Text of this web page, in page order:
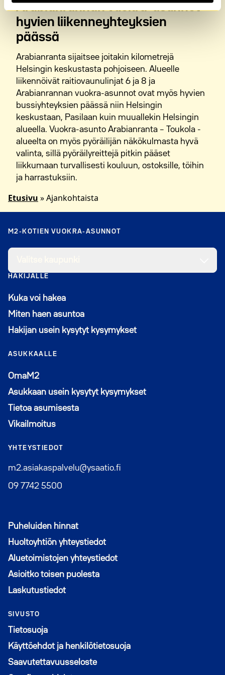
M2-Kotien vuokra-asunnot Pohjois-Pasilassa
M2-Kotien vuokra-asunnot Ruoholahdessa
M2-Kotien vuokra-asunnot Suutarilassa
M2-Kotien vuokra-asunnot Tapanilassa
M2-Kotien vuokra-asunnot Vallilassa
M2-Kotien vuokra-asunnot Veräjälaaksossa
M2-Kotien vuokra-asunnot Vuosaaressa
Arabianrannan vuokra-asunnot
hyvien liikenneyhteyksien
päässä
Arabianranta sijaitsee joitakin kilometrejä
Helsingin keskustasta pohjoiseen. Alueelle
liikennöivät raitiovaunulinjat 6 ja 8 ja
Arabianrannan vuokra-asunnot ovat myös hyvien
bussiyhteyksien päässä niin Helsingin
keskustaan, Pasilaan kuin muuallekin Helsingin
alueella. Vuokra-asunto Arabianranta – Toukola -
alueelta on myös pyöräilijän näkökulmasta hyvä
valinta, sillä pyöräilyreittejä pitkin pääset
liikkumaan turvallisesti kouluun, ostoksille, töihin
ja harrastuksiin.
Etusivu »Ajankohtaista
M2-KOTIEN VUOKRA-ASUNNOT
HAKIJALLE
Kuka voi hakea
Miten haen asuntoa
Hakijan usein kysytyt kysymykset
ASUKKAALLE
OmaM2Avautuu uuteen ikkunaan
Asukkaan usein kysytyt kysymykset
Tietoa asumisesta
Vikailmoitus
YHTEYSTIEDOT
m2.asiakaspalvelu@ysaatio.fi
09 7742 5500
Puheluiden hinnat
Huoltoyhtiön yhteystiedot
Aluetoimistojen yhteystiedot
Asioitko toisen puolesta
Laskutustiedot
SIVUSTO
Tietosuoja
Käyttöehdot ja henkilötietosuoja
Saavutettavuusseloste